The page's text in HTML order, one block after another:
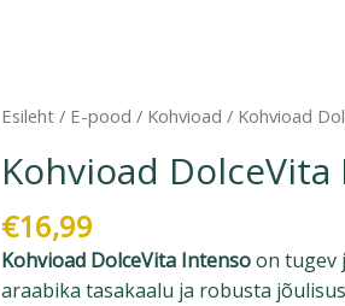
Esileht / E-pood / Kohvioad / Kohvioad
Kohvioad
€16,99
Kohvioad DolceVita Intensoon tugev
araabika tasakaalu ja robusta
Kohvioad
Intenso
kogus